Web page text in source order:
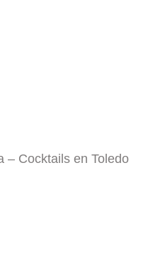
– Cocktails en Toledo